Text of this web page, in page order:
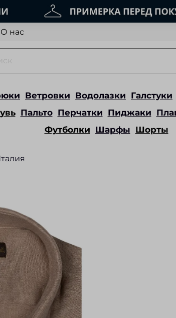
О нас
Ветровки Водолазки Галстуки
Пальто Перчатки Пиджаки
Футболки Шарфы Шорты